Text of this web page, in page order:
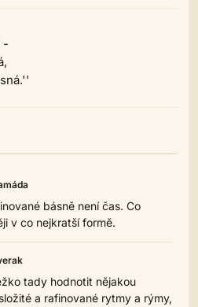
-
básně není čas. Co
v co nejkratší formě.
tady hodnotit nějakou
a rafinované rytmy a rýmy,